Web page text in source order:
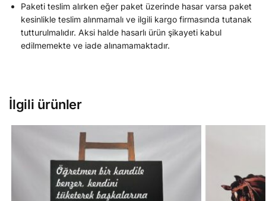
Paketi teslim alırken eğer paket üzerinde hasar varsa paket
kesinlikle teslim alınmamalı ve ilgili kargo firmasında tutanak
tutturulmalıdır. Aksi halde hasarlı ürün şikayeti kabul
edilmemekte ve iade alınamamaktadır.
İlgili ürünler